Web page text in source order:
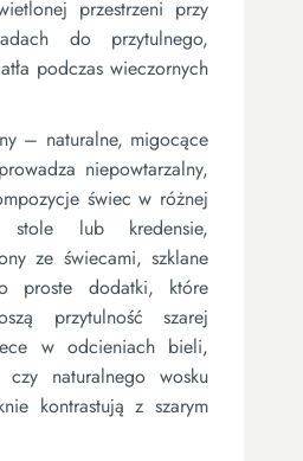
przestrzeni przy
do przytulnego,
podczas wieczornych
– naturalne, migocące
niepowtarzalny,
świec w różnej
stole lub kredensie,
ze świecami, szklane
proste dodatki, które
przytulność szarej
w odcieniach bieli,
czy naturalnego wosku
kontrastują z szarym